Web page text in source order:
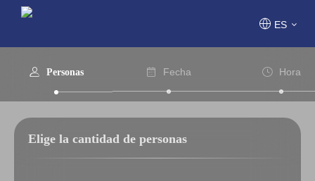
ES
Personas Fecha Hora
Elige la cantidad de personas